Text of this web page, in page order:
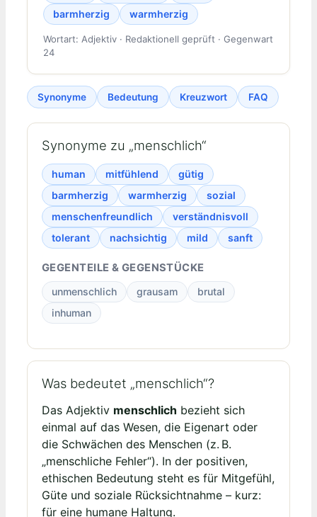
barmherzig
warmherzig
Wortart: Adjektiv · Redaktionell geprüft · Gegenwart
24
Synonyme Bedeutung Kreuzwort FAQ
Synonyme zu „menschlich“
human mitfühlend
gütig
barmherzig
warmherzig
sozial
menschenfreundlich
verständnisvoll
tolerant
nachsichtig mild sanft
GEGENTEILE & GEGENSTÜCKE
unmenschlich grausam
brutal
inhuman
Was bedeutet „menschlich“?
Das Adjektiv menschlich bezieht sich
einmal auf das Wesen, die Eigenart oder
die Schwächen des Menschen (z. B.
„menschliche Fehler“). In der positiven,
ethischen Bedeutung steht es für Mitgefühl,
Güte und soziale Rücksichtnahme – kurz:
für eine humane Haltung.